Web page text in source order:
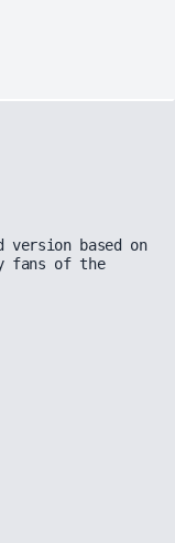
version based on
fans of the